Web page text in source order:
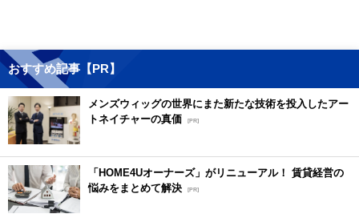
おすすめ記事【PR】
メンズウィッグの世界にまた新たな技術を投入したアー
トネイチャーの真価 [PR]
「HOME4Uオーナーズ」がリニューアル！ 賃貸経営の
悩みをまとめて解決 [PR]